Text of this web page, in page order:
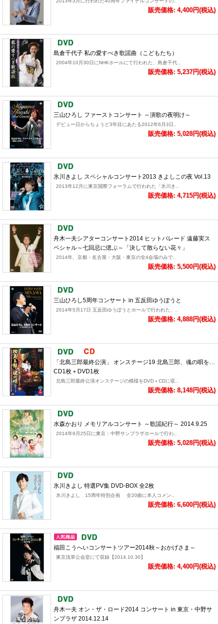
販売価格: 4,400円(税込)
島倉千代子 私の愛すべき歌謡曲（こどもたち）
2004年10月30日にNHKホールにて行われた、島倉千代..
販売価格: 5,237円(税込)
三山ひろし ファーストコンサート ～演歌の夜明け～
デビュー日からちょうど3年目にあたる2012年6月3日..
販売価格: 5,028円(税込)
氷川きよし スペシャルコンサート2013 きよしこの夜 Vol.13
2013年12月に東京国際フォーラムで行われた「氷川き..
販売価格: 4,715円(税込)
舟木一夫シアターコンサート2014 ヒットパレード 遠藤実ス
ペシャル～七回忌に偲ぶ～「決して散らない花々」
2014年、京都・名古屋・大阪・東京の全4会場のみで..
販売価格: 5,500円(税込)
三山ひろし5周年コンサート in 五反田ゆうぽうと
2014年5月17日 五反田ゆうぽうとホールで行われた、..
販売価格: 4,888円(税込)
「北島三郎最終公演」 オンステージ19 北島三郎、魂の唄を…
CD1枚＋DVD1枚
北島三郎最終公演オンステージの模様をDVD＋CDに収..
販売価格: 8,148円(税込)
水森かおり メモリアルコンサート ～歌謡紀行～ 2014.9.25
2014年9月25日に東京：中野サンプラザホールで行わ..
販売価格: 5,028円(税込)
氷川きよし 特選PV集 DVD-BOX 全2枚
氷川きよし 15周年特別企画 全20曲に本人コメン..
販売価格: 6,600円(税込)
福田こうへいコンサートツアー2014秋～おかげさま～
東京浅草公会堂にて収録【2014.10.30】
販売価格: 4,400円(税込)
舟木一夫 オン・ザ・ロード2014 コンサート in 東京・中野サ
ンプラザ 2014.12.14